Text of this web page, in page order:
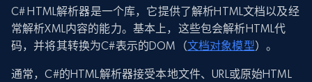
C# HTML解析器是一个库，它提供了解析HTML文档以及经
常解析XML内容的能力。基本上，这些包会解析HTML代
码，并将其转换为C#表示的DOM（文档对象模型）。
通常，C#的HTML解析器接受本地文件、URL或原始HTML